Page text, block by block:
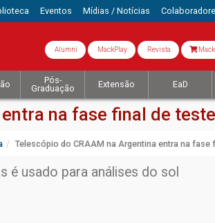
Eventos Mídias / Notícias
Alumni MackPlay Revista
Pós-
Graduação
Extensão EaD
na fase final de
Telescópio do CRAAM na Argentina entra na fase
é usado para análises do sol